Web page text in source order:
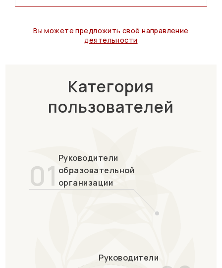
Вы можете предложить своё направление
деятельности
Категория
пользователей
01 Руководители
образовательной
организации
Руководители